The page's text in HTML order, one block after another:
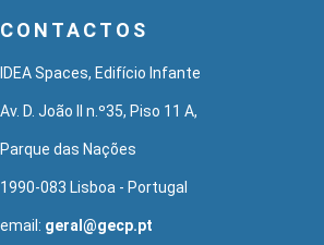
CONTACTOS
IDEA Spaces, Edifício Infante
Av. D. João II n.º35, Piso 11 A,
Parque das Nações
1990-083 Lisboa - Portugal
email: geral@gecp.pt